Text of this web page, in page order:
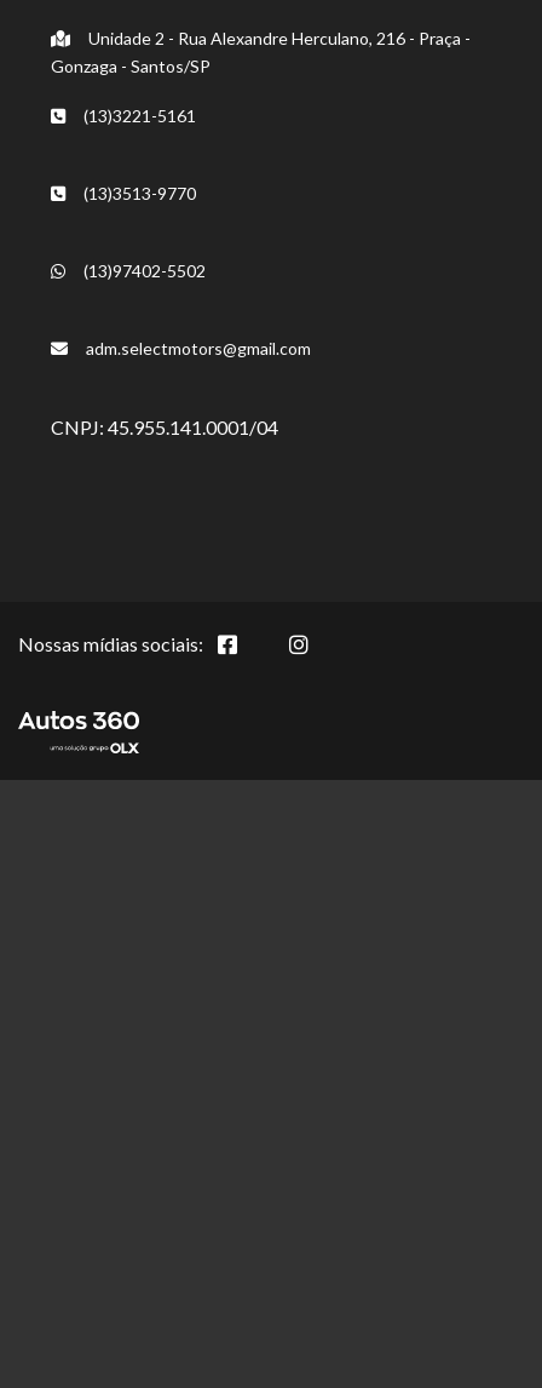
Unidade 2 - Rua Alexandre Herculano, 216 - Praça -
Gonzaga - Santos/SP
(13)3221-5161
(13)3513-9770
(13)97402-5502
adm.selectmotors@gmail.com
CNPJ: 45.955.141.0001/04
Nossas mídias sociais: